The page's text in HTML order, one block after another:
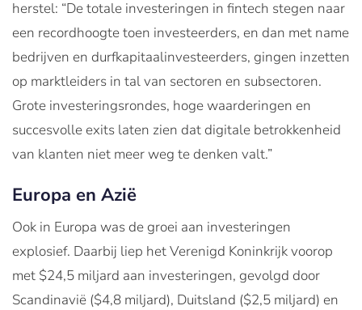
herstel: “De totale investeringen in fintech stegen naar
een recordhoogte toen investeerders, en dan met name
bedrijven en durfkapitaalinvesteerders, gingen inzetten
op marktleiders in tal van sectoren en subsectoren.
Grote investeringsrondes, hoge waarderingen en
succesvolle exits laten zien dat digitale betrokkenheid
van klanten niet meer weg te denken valt.”
Europa en Azië
Ook in Europa was de groei aan investeringen
explosief. Daarbij liep het Verenigd Koninkrijk voorop
met $24,5 miljard aan investeringen, gevolgd door
Scandinavië ($4,8 miljard), Duitsland ($2,5 miljard) en